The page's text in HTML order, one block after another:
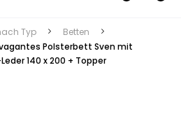
Typ
Betten
Polsterbett Sven mit
140 x 200 + Topper